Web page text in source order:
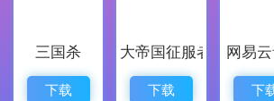
果，可玩性非常高。
铠甲勇士激斗传铠甲推荐
三国杀
下载
大帝国征服者
下载
网易
下